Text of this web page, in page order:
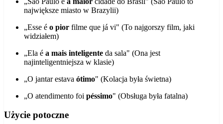
największe miasto w Brazylii)
„Esse é o pior filme que já vi" (To najgorszy film, jaki
widziałem)
„Ela é a mais inteligente da sala" (Ona jest
najinteligentniejsza w klasie)
„O jantar estava ótimo" (Kolacja była świetna)
„O atendimento foi péssimo" (Obsługa była fatalna)
Użycie potoczne